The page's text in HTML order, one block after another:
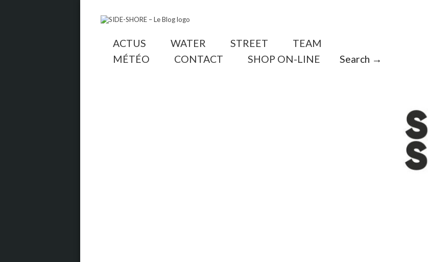
ACTUS WATER STREET
TEAM
MÉTÉO
CONTACT SHOP ON-LINE Search →